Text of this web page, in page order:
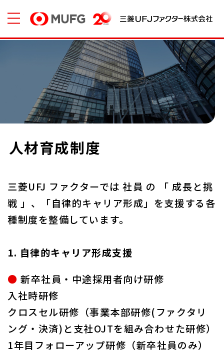
人材育成制度
三菱UFJ ファクターでは 社員 の 「 成長と挑
戦 」、「自律的キャリア形成」を支援する各
種制度を整備しています。
1. 自律的キャリア形成支援
● 新卒社員・中途採用者向け研修
入社時研修
クロスセル研修（事業本部研修(ファクタリ
ング・決済)と支社OJTを組み合わせた研修）
1年目フォローアップ研修（新卒社員のみ）